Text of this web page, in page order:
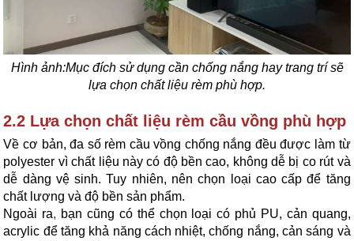
Hình ảnh:Mục đích sử dụng cần chống nắng hay trang trí sẽ
lựa chọn chất liệu rèm phù hợp.
2.2 Lựa chọn chất liệu rèm cầu vồng phù hợp
Về cơ bản, đa số rèm cầu vồng chống nắng đều được làm từ
polyester vì chất liệu này có độ bền cao, không dễ bị co rút và
dễ dàng vệ sinh. Tuy nhiên, nên chọn loại cao cấp để tăng
chất lượng và độ bền sản phẩm.
Ngoài ra, bạn cũng có thể chọn loại có phủ PU, cản quang,
acrylic để tăng khả năng cách nhiệt, chống nắng, cản sáng và